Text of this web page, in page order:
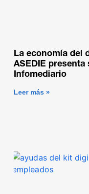
La economía del
ASEDIE presenta
Infomediario
Leer más »